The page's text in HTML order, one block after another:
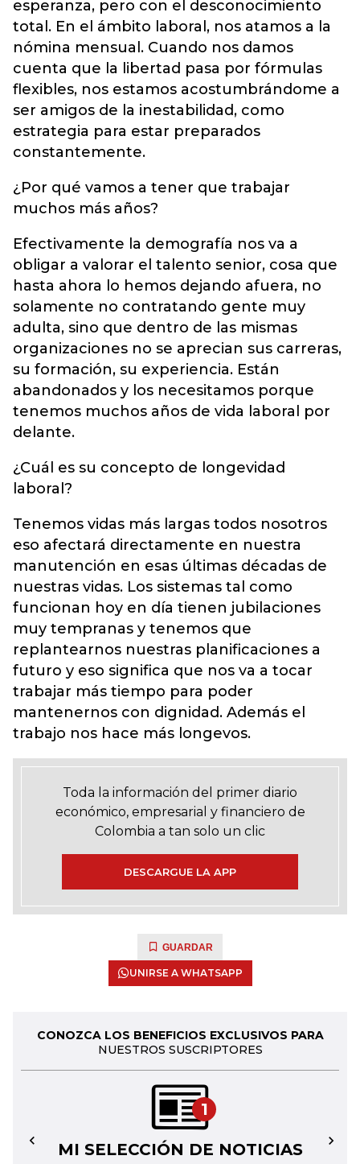
esperanza, pero con el desconocimiento
total. En el ámbito laboral, nos atamos a la
nómina mensual. Cuando nos damos
cuenta que la libertad pasa por fórmulas
flexibles, nos estamos acostumbrándome a
ser amigos de la inestabilidad, como
estrategia para estar preparados
constantemente.
¿Por qué vamos a tener que trabajar
muchos más años?
Efectivamente la demografía nos va a
obligar a valorar el talento senior, cosa que
hasta ahora lo hemos dejando afuera, no
solamente no contratando gente muy
adulta, sino que dentro de las mismas
organizaciones no se aprecian sus carreras,
su formación, su experiencia. Están
abandonados y los necesitamos porque
tenemos muchos años de vida laboral por
delante.
¿Cuál es su concepto de longevidad
laboral?
Tenemos vidas más largas todos nosotros
eso afectará directamente en nuestra
manutención en esas últimas décadas de
nuestras vidas. Los sistemas tal como
funcionan hoy en día tienen jubilaciones
muy tempranas y tenemos que
replantearnos nuestras planificaciones a
futuro y eso significa que nos va a tocar
trabajar más tiempo para poder
mantenernos con dignidad. Además el
trabajo nos hace más longevos.
Toda la información del primer diario
económico, empresarial y financiero de
Colombia a tan solo un clic
DESCARGUE LA APP
GUARDAR
UNIRSE A WHATSAPP
CONOZCA LOS BENEFICIOS EXCLUSIVOS PARA
NUESTROS SUSCRIPTORES
1
MI SELECCIÓN DE NOTICIAS
← →